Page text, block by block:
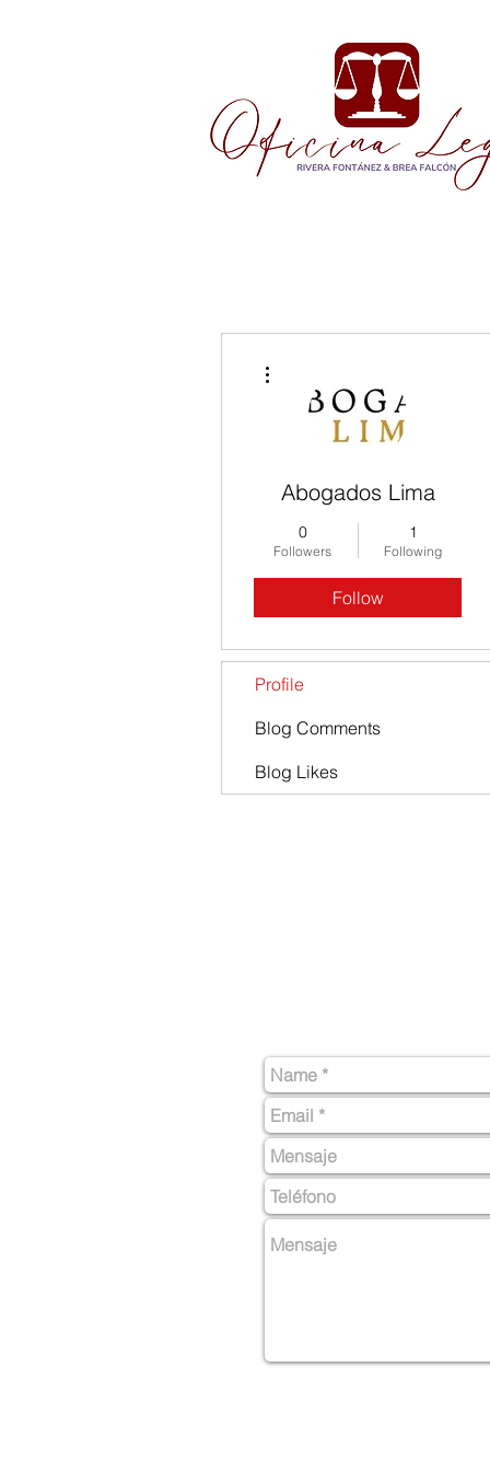
Abogados Lima
0
Followers
1
Following
Follow
Profile
Blog Comments
Blog Likes